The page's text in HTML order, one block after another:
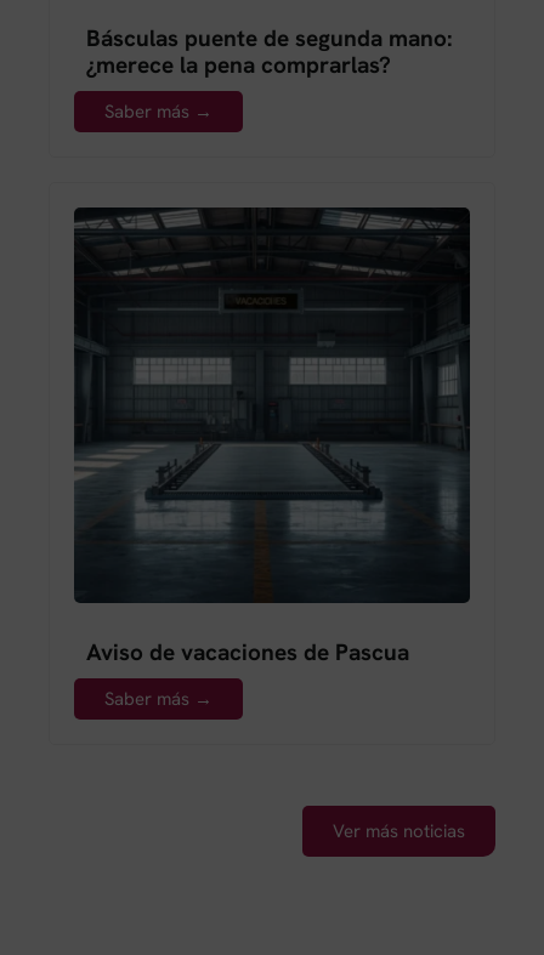
Básculas puente de segunda mano:
¿merece la pena comprarlas?
Saber más →
Aviso de vacaciones de Pascua
Saber más →
Ver más noticias